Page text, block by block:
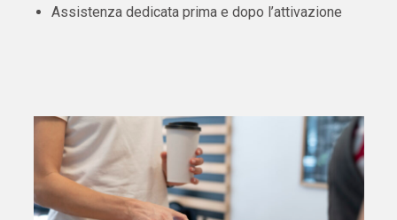
Assistenza dedicata prima e dopo l’attivazione